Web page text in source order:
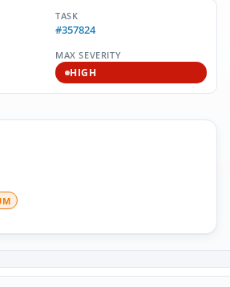
TASK
#357824
MAX SEVERITY
HIGH